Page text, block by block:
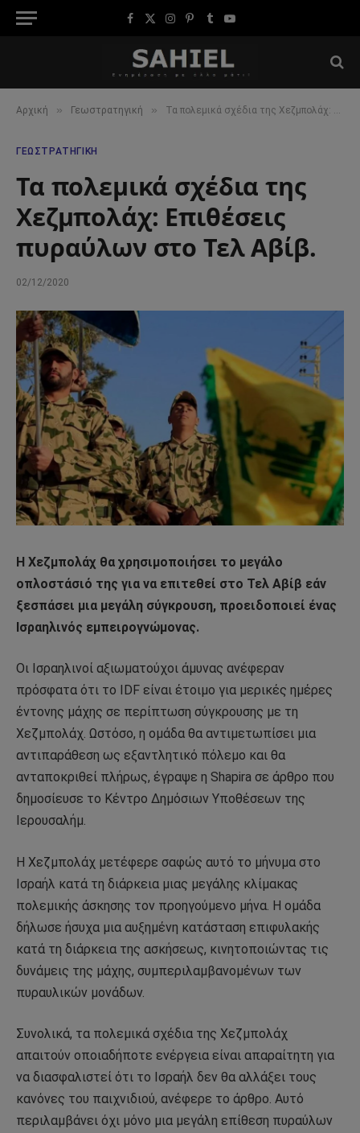
Facebook
X
Instagram
Pinterest
TumblrYouTube
Αρχική » Γεωστρατηγική » Τα πολεμικά σχέδια της Χεζμπολάχ: Επιθέσεις πυραύλων στο Τελ Αβίβ.
ΓΕΩΣΤΡΑΤΗΓΙΚΉ
Τα πολεμικά σχέδια της
Χεζμπολάχ: Επιθέσεις
πυραύλων στο Τελ Αβίβ.
02/12/2020
Η Χεζμπολάχ θα χρησιμοποιήσει το μεγάλο
οπλοστάσιό της για να επιτεθεί στο Τελ Αβίβ εάν
ξεσπάσει μια μεγάλη σύγκρουση, προειδοποιεί ένας
Ισραηλινός εμπειρογνώμονας.
Οι Ισραηλινοί αξιωματούχοι άμυνας ανέφεραν
πρόσφατα ότι το IDF είναι έτοιμο για μερικές ημέρες
έντονης μάχης σε περίπτωση σύγκρουσης με τη
Χεζμπολάχ. Ωστόσο, η ομάδα θα αντιμετωπίσει μια
αντιπαράθεση ως εξαντλητικό πόλεμο και θα
ανταποκριθεί πλήρως, έγραψε η Shapira σε άρθρο που
δημοσίευσε το Κέντρο Δημόσιων Υποθέσεων της
Ιερουσαλήμ.
Η Χεζμπολάχ μετέφερε σαφώς αυτό το μήνυμα στο
Ισραήλ κατά τη διάρκεια μιας μεγάλης κλίμακας
πολεμικής άσκησης τον προηγούμενο μήνα. Η ομάδα
δήλωσε ήσυχα μια αυξημένη κατάσταση επιφυλακής
κατά τη διάρκεια της ασκήσεως, κινητοποιώντας τις
δυνάμεις της μάχης, συμπεριλαμβανομένων των
πυραυλικών μονάδων.
Συνολικά, τα πολεμικά σχέδια της Χεζμπολάχ
απαιτούν οποιαδήποτε ενέργεια είναι απαραίτητη για
να διασφαλιστεί ότι το Ισραήλ δεν θα αλλάξει τους
κανόνες του παιχνιδιού, ανέφερε το άρθρο. Αυτό
περιλαμβάνει όχι μόνο μια μεγάλη επίθεση πυραύλων